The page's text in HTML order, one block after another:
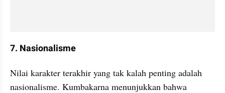
7. Nasionalisme
Nilai karakter terakhir yang tak kalah penting adalah
nasionalisme. Kumbakarna menunjukkan bahwa